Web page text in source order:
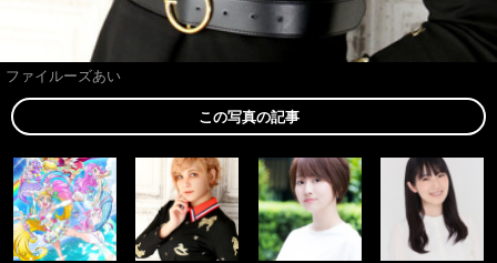
ファイルーズあい
この写真の記事